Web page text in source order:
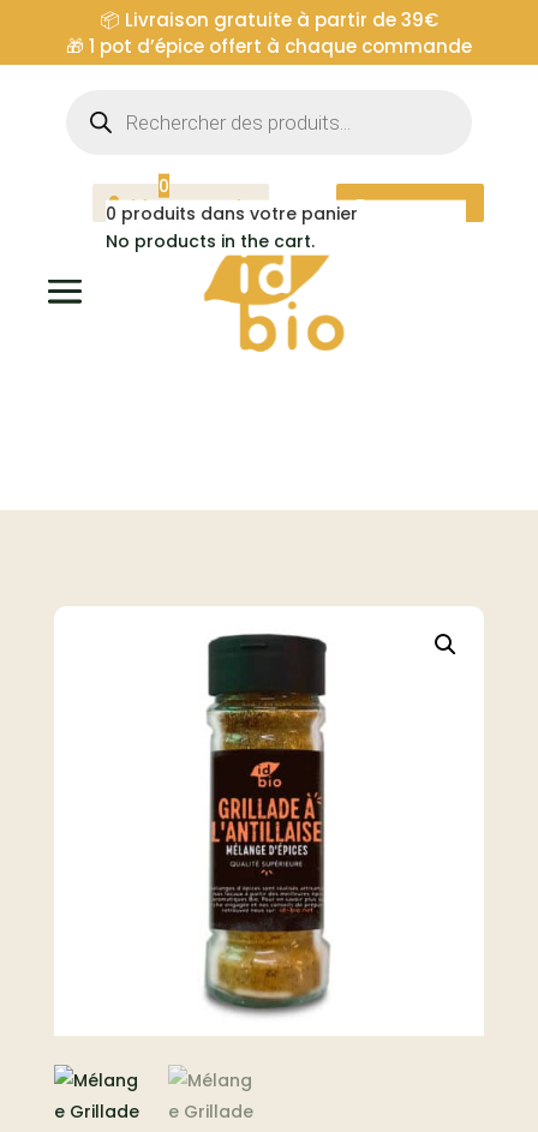
📦 Livraison gratuite à partir de 39€
🎁 1 pot d’épice offert à chaque commande
produits
Mon compte Espace pro
0
0 produits dans votre panier
No products in the cart.